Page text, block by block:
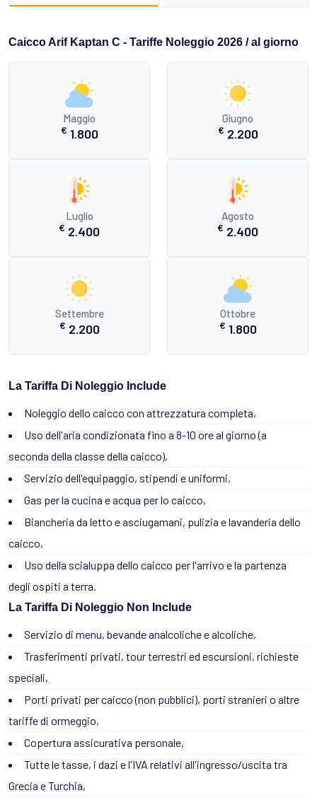
Caicco Arif Kaptan C - Tariffe Noleggio 2026 / al giorno
Maggio
€ 1.800
Giugno
€ 2.200
Luglio
€ 2.400
Agosto
€ 2.400
Settembre
€ 2.200
Ottobre
€ 1.800
La Tariffa Di Noleggio Include
Noleggio dello caicco con attrezzatura completa,
Uso dell'aria condizionata fino a 8-10 ore al giorno (a
seconda della classe della caicco),
Servizio dell'equipaggio, stipendi e uniformi,
Gas per la cucina e acqua per lo caicco,
Biancheria da letto e asciugamani, pulizia e lavanderia dello
caicco,
Uso della scialuppa dello caicco per l'arrivo e la partenza
degli ospiti a terra.
La Tariffa Di Noleggio Non Include
Servizio di menu, bevande analcoliche e alcoliche,
Trasferimenti privati, tour terrestri ed escursioni, richieste
speciali,
Porti privati per caicco (non pubblici), porti stranieri o altre
tariffe di ormeggio,
Copertura assicurativa personale,
Tutte le tasse, i dazi e l'IVA relativi all'ingresso/uscita tra
Grecia e Turchia,